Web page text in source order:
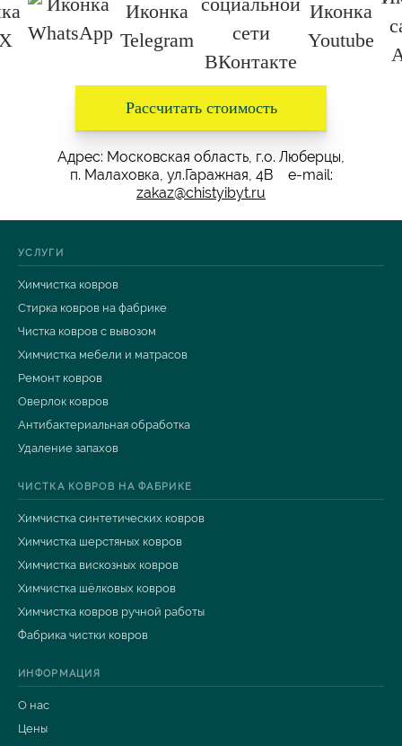
Рассчитать стоимость
Адрес: Московская область, г.о. Люберцы,
п. Малаховка, ул.Гаражная, 4В e-mail:
zakaz@chistyibyt.ru
УСЛУГИ
Химчистка ковров
Стирка ковров на фабрике
Чистка ковров с вывозом
Химчистка мебели и матрасов
Ремонт ковров
Оверлок ковров
Антибактериальная обработка
Удаление запахов
ЧИСТКА КОВРОВ НА ФАБРИКЕ
Химчистка синтетических ковров
Химчистка шерстяных ковров
Химчистка вискозных ковров
Химчистка шёлковых ковров
Химчистка ковров ручной работы
Фабрика чистки ковров
ИНФОРМАЦИЯ
О нас
Цены